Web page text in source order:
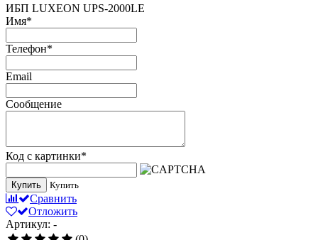
ИБП LUXEON UPS-2000LE
Имя*
Телефон*
Email
Сообщение
Код с картинки*
Купить Купить
Сравнить
Отложить
Артикул: -